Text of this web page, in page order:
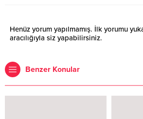
Henüz yorum yapılmamış. İlk yorumu
aracılığıyla siz yapabilirsiniz.
Benzer Konular